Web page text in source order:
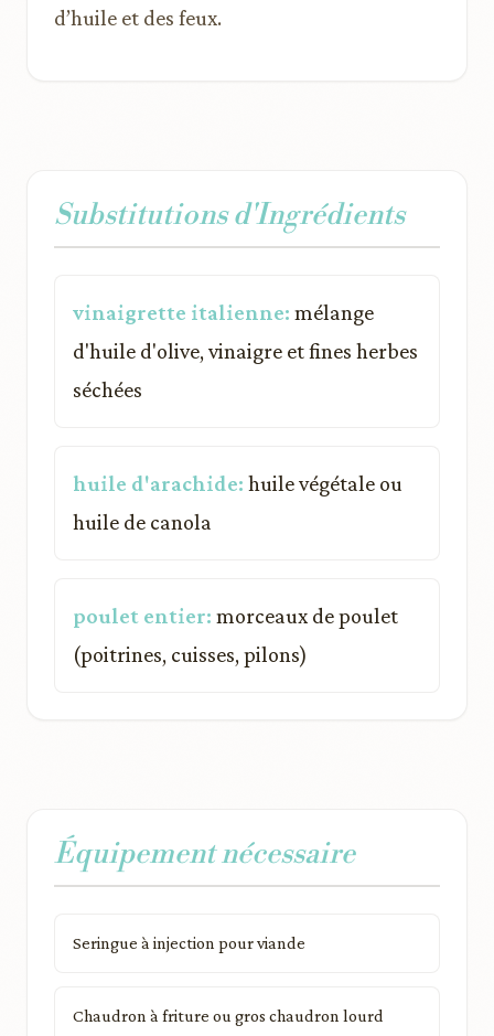
d’huile et des feux.
Substitutions d'Ingrédients
vinaigrette italienne: mélange
d'huile d'olive, vinaigre et fines herbes
séchées
huile d'arachide: huile végétale ou
huile de canola
poulet entier: morceaux de poulet
(poitrines, cuisses, pilons)
Équipement nécessaire
Seringue à injection pour viande
Chaudron à friture ou gros chaudron lourd